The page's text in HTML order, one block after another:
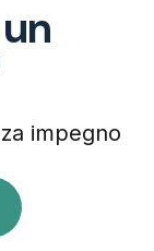
impegno